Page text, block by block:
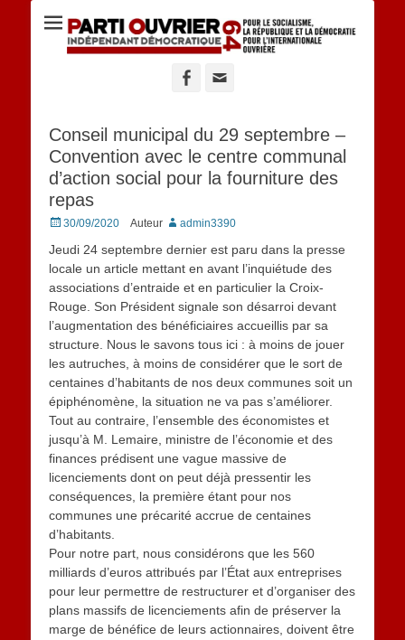
Site du POID 64
Facebook
Conseil municipal du 29 septembre –
Convention avec le centre communal
d’action social pour la fourniture des
repas
Posted
30/09/2020 Auteur admin3390
Jeudi 24 septembre dernier est paru dans la presse
locale un article mettant en avant l’inquiétude des
associations d’entraide et en particulier la Croix-
Rouge. Son Président signale son désarroi devant
l’augmentation des bénéficiaires accueillis par sa
structure. Nous le savons tous ici : à moins de jouer
les autruches, à moins de considérer que le sort de
centaines d’habitants de nos deux communes soit un
épiphénomène, la situation ne va pas s’améliorer.
Tout au contraire, l’ensemble des économistes et
jusqu’à M. Lemaire, ministre de l’économie et des
finances prédisent une vague massive de
licenciements dont on peut déjà pressentir les
conséquences, la première étant pour nos
communes une précarité accrue de centaines
d’habitants.
Pour notre part, nous considérons que les 560
milliards d’euros attribués par l’État aux entreprises
pour leur permettre de restructurer et d’organiser des
plans massifs de licenciements afin de préserver la
marge de bénéfice de leurs actionnaires, doivent être